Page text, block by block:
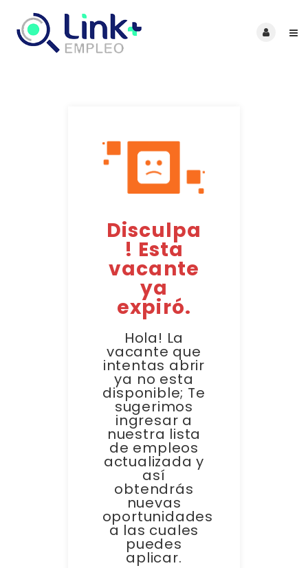
Disculpa
! Esta
vacante
ya
expiró.
Hola! La
vacante que
intentas abrir
ya no esta
disponible; Te
sugerimos
ingresar a
nuestra lista
de empleos
actualizada y
así
obtendrás
nuevas
oportunidades
a las cuales
puedes
aplicar.